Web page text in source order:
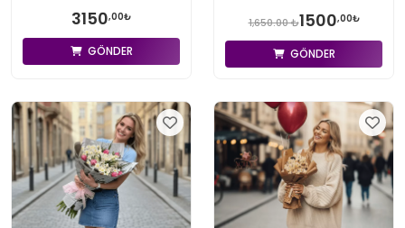
3150,00₺
GÖNDER
1,650.00 ₺1500,00₺
GÖNDER